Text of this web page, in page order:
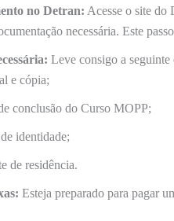
no Detran: Acesse o site do
necessária. Este
Leve consigo a seguinte
e cópia;
conclusão do Curso MOPP;
identidade;
de residência.
Esteja preparado para pagar